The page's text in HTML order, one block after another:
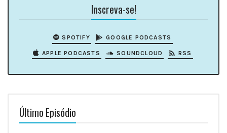
Inscreva-se!
SPOTIFY GOOGLE PODCASTS
APPLE PODCASTS SOUNDCLOUD RSS
Último Episódio